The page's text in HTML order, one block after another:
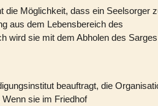
die Möglichkeit, dass ein Seelsorger
aus dem Lebensbereich des
wird sie mit dem Abholen des
beauftragt, die
sie im Friedhof